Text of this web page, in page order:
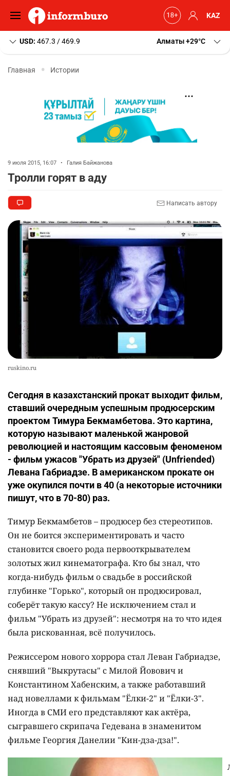
KAZ
USD: 467.3 / 469.9 Алматы+29 C
Главная Истории
9 июля 2015, 16:07 • Галия Байжанова
Тролли горят в аду
Написать автору
ruskino.ru
Сегодня в казахстанский прокат выходит фильм,
ставший очередным успешным продюсерским
проектом Тимура Бекмамбетова. Это картина,
которую называют маленькой жанровой
революцией и настоящим кассовым феноменом
- фильм ужасов "Убрать из друзей" (Unfriended)
Левана Габриадзе. В американском прокате он
уже окупился почти в 40 (а некоторые источники
пишут, что в 70-80) раз.
Тимур Бекмамбетов – продюсер без стереотипов.
Он не боится экспериментировать и часто
становится своего рода первооткрывателем
золотых жил кинематографа. Кто бы знал, что
когда-нибудь фильм о свадьбе в российской
глубинке "Горько", который он продюсировал,
соберёт такую кассу? Не исключением стал и
фильм "Убрать из друзей": несмотря на то что идея
была рискованная, всё получилось.
Режиссером нового хоррора стал Леван Габриадзе,
снявший "Выкрутасы" с Милой Йовович и
Константином Хабенским, а также работавший
над новеллами к фильмам "Ёлки-2" и "Ёлки-3".
Иногда в СМИ его представляют как актёра,
сыгравшего скрипача Гедевана в знаменитом
фильме Георгия Данелии "Кин-дза-дза!".